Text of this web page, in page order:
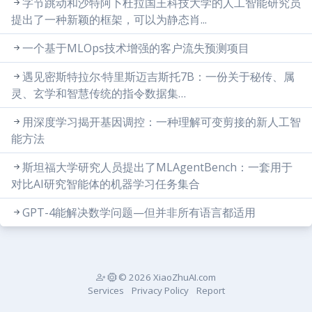
提出了一种新颖的框架，可以为静态肖...
一个基于MLOps技术增强的客户流失预测项目
遇见密斯特拉尔·特里斯迈吉斯托7B：一份关于秘传、属
灵、玄学和智慧传统的指令数据集…
用深度学习揭开基因调控：一种理解可变剪接的新人工智
能方法
斯坦福大学研究人员提出了MLAgentBench：一套用于
对比AI研究智能体的机器学习任务集合
GPT-4能解决数学问题—但并非所有语言都适用
© 2026 XiaoZhuAI.com
Services
Privacy Policy Report